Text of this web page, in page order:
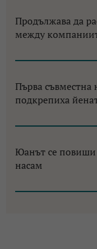
Продължава да
между
Първа
подкрепиха
Юанът се повиши
насам